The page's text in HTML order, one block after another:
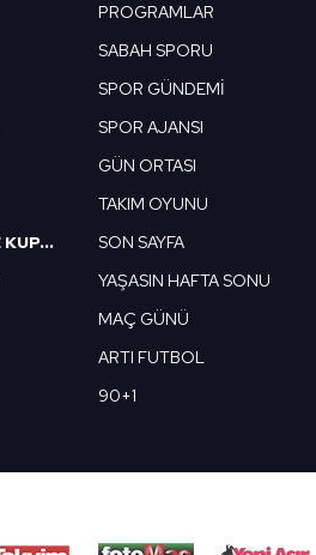
ZİRAAT TÜRKİYE KUPASI
PROGRAMLAR
SABAH SPORU
SPOR GÜNDEMİ
SPOR AJANSI
GÜN ORTASI
TAKIM OYUNU
SON SAYFA
YAŞASIN HAFTA SONU
MAÇ GÜNÜ
ARTI FUTBOL
90+1